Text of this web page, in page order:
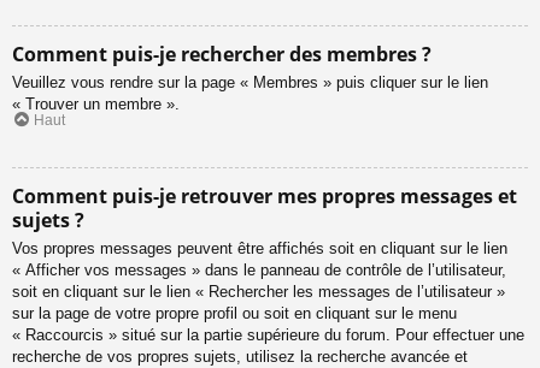
Comment puis-je rechercher des membres ?
Veuillez vous rendre sur la page « Membres » puis cliquer sur le lien
« Trouver un membre ».
Haut
Comment puis-je retrouver mes propres messages et
sujets ?
Vos propres messages peuvent être affichés soit en cliquant sur le lien
« Afficher vos messages » dans le panneau de contrôle de l’utilisateur,
soit en cliquant sur le lien « Rechercher les messages de l’utilisateur »
sur la page de votre propre profil ou soit en cliquant sur le menu
« Raccourcis » situé sur la partie supérieure du forum. Pour effectuer une
recherche de vos propres sujets, utilisez la recherche avancée et